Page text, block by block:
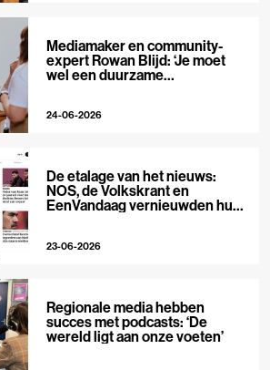
Mediamaker en community-
expert Rowan Blijd: ‘Je moet
wel een duurzame
24-06-2026
De etalage van het nieuws:
NOS, de Volkskrant en
EenVandaag vernieuwden hun
23-06-2026
Regionale media hebben
succes met podcasts: ‘De
wereld ligt aan onze voeten’